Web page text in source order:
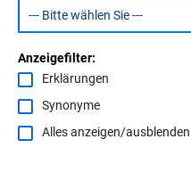
Anzeigefilter:
Erklärungen
Synonyme
Alles anzeigen/ausblenden